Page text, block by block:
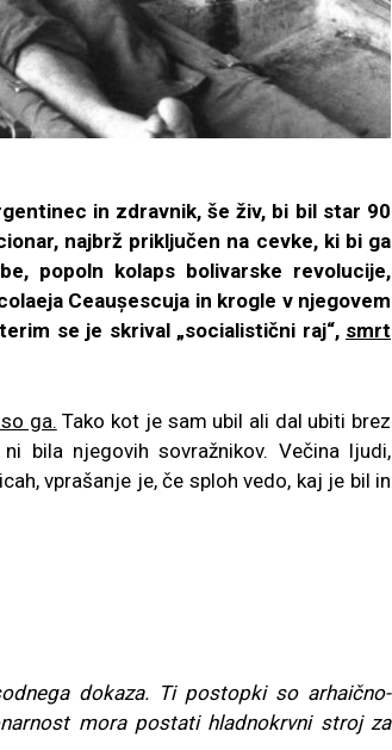
in zdravnik, še živ, bi bil star 90
najbrž priključen na cevke, ki bi ga
popoln kolaps bolivarske revolucije,
Ceaușescuja in krogle v njegovem
se je skrival „socialistični raj“, smrt
ga. Tako kot je sam ubil ali dal ubiti brez
bila njegovih sovražnikov. Večina ljudi,
vprašanje je, če sploh vedo, kaj je bil in
dokaza. Ti postopki so arhaično-
mora postati hladnokrvni stroj za